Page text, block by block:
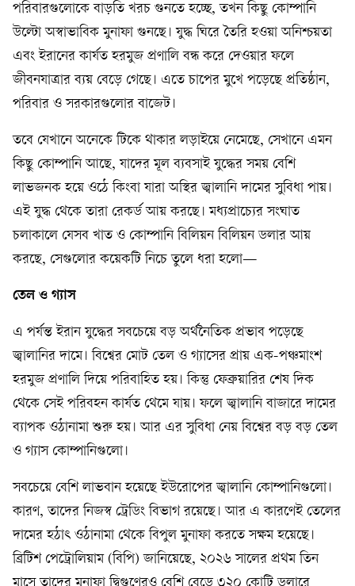
পরিবারগুলোকে বাড়তি খরচ গুনতে হচ্ছে, তখন কিছু কোম্পানি
উল্টো অস্বাভাবিক মুনাফা গুনছে। যুদ্ধ ঘিরে তৈরি হওয়া অনিশ্চয়তা
এবং ইরানের কার্যত হরমুজ প্রণালি বন্ধ করে দেওয়ার ফলে
জীবনযাত্রার ব্যয় বেড়ে গেছে। এতে চাপের মুখে পড়েছে প্রতিষ্ঠান,
পরিবার ও সরকারগুলোর বাজেট।
তবে যেখানে অনেকে টিকে থাকার লড়াইয়ে নেমেছে, সেখানে এমন
কিছু কোম্পানি আছে, যাদের মূল ব্যবসাই যুদ্ধের সময় বেশি
লাভজনক হয়ে ওঠে কিংবা যারা অস্থির জ্বালানি দামের সুবিধা পায়।
এই যুদ্ধ থেকে তারা রেকর্ড আয় করছে। মধ্যপ্রাচ্যের সংঘাত
চলাকালে যেসব খাত ও কোম্পানি বিলিয়ন বিলিয়ন ডলার আয়
করছে, সেগুলোর কয়েকটি নিচে তুলে ধরা হলো—
তেল ও গ্যাস
এ পর্যন্ত ইরান যুদ্ধের সবচেয়ে বড় অর্থনৈতিক প্রভাব পড়েছে
জ্বালানির দামে। বিশ্বের মোট তেল ও গ্যাসের প্রায় এক-পঞ্চমাংশ
হরমুজ প্রণালি দিয়ে পরিবাহিত হয়। কিন্তু ফেব্রুয়ারির শেষ দিক
থেকে সেই পরিবহন কার্যত থেমে যায়। ফলে জ্বালানি বাজারে দামের
ব্যাপক ওঠানামা শুরু হয়। আর এর সুবিধা নেয় বিশ্বের বড় বড় তেল
ও গ্যাস কোম্পানিগুলো।
সবচেয়ে বেশি লাভবান হয়েছে ইউরোপের জ্বালানি কোম্পানিগুলো।
কারণ, তাদের নিজস্ব ট্রেডিং বিভাগ রয়েছে। আর এ কারণেই তেলের
দামের হঠাৎ ওঠানামা থেকে বিপুল মুনাফা করতে সক্ষম হয়েছে।
ব্রিটিশ পেট্রোলিয়াম (বিপি) জানিয়েছে, ২০২৬ সালের প্রথম তিন